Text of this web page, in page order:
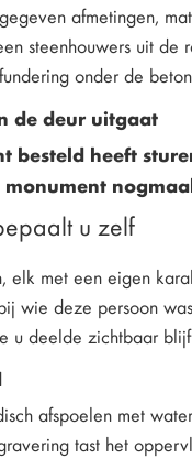
afmetingen,
steenhouwers uit
onder de
de deur uitgaat
besteld heeft
u zelf
met een eigen
wie deze persoon
u deelde zichtbaar
afspoelen met
tast het